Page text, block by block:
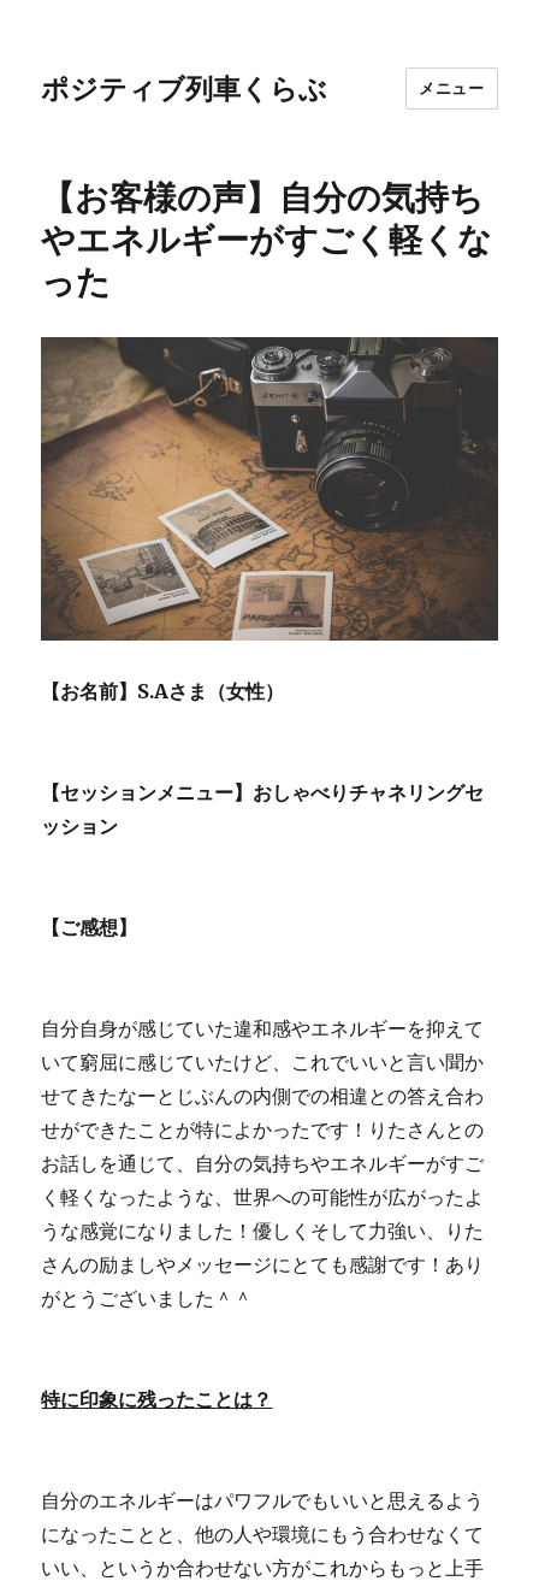
ポジティブ列車くらぶ メニュー
【お客様の声】自分の気持ち
やエネルギーがすごく軽くな
った
【お名前】S.Aさま（女性）
【セッションメニュー】おしゃべりチャネリングセ
ッション
【ご感想】
自分自身が感じていた違和感やエネルギーを抑えて
いて窮屈に感じていたけど、これでいいと言い聞か
せてきたなーとじぶんの内側での相違との答え合わ
せができたことが特によかったです！りたさんとの
お話しを通じて、自分の気持ちやエネルギーがすご
く軽くなったような、世界への可能性が広がったよ
うな感覚になりました！優しくそして力強い、りた
さんの励ましやメッセージにとても感謝です！あり
がとうございました＾＾
特に印象に残ったことは？
自分のエネルギーはパワフルでもいいと思えるよう
になったことと、他の人や環境にもう合わせなくて
いい、というか合わせない方がこれからもっと上手